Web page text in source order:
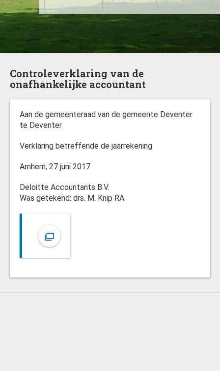
Controleverklaring van de
onafhankelijke accountant
Aan de gemeenteraad van de gemeente Deventer
te Deventer
Verklaring betreffende de jaarrekening
Arnhem, 27 juni 2017
Deloitte Accountants B.V.
Was getekend: drs. M. Knip RA
Controleverklaring